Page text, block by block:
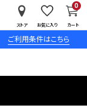
ご利用条件はこちら
ストア お気に入り カート
0